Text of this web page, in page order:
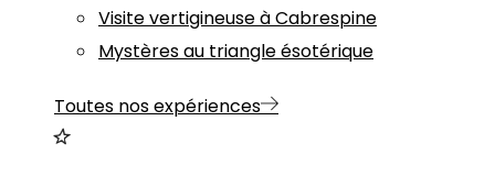
Visite vertigineuse à Cabrespine
Mystères au triangle ésotérique
Toutes nos expériences